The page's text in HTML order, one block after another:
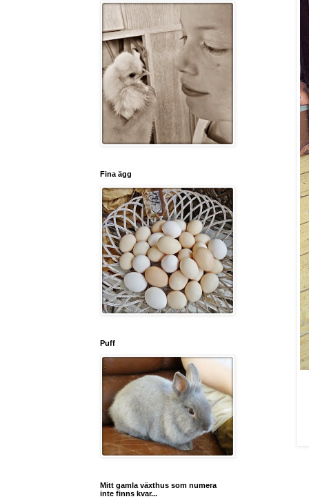
Fina ägg
Puff
Mitt gamla växthus som numera
inte finns kvar...